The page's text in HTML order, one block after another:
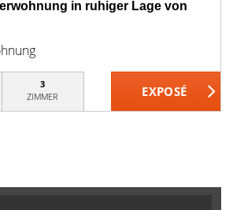
in ruhiger Lage von
3
ZIMMER